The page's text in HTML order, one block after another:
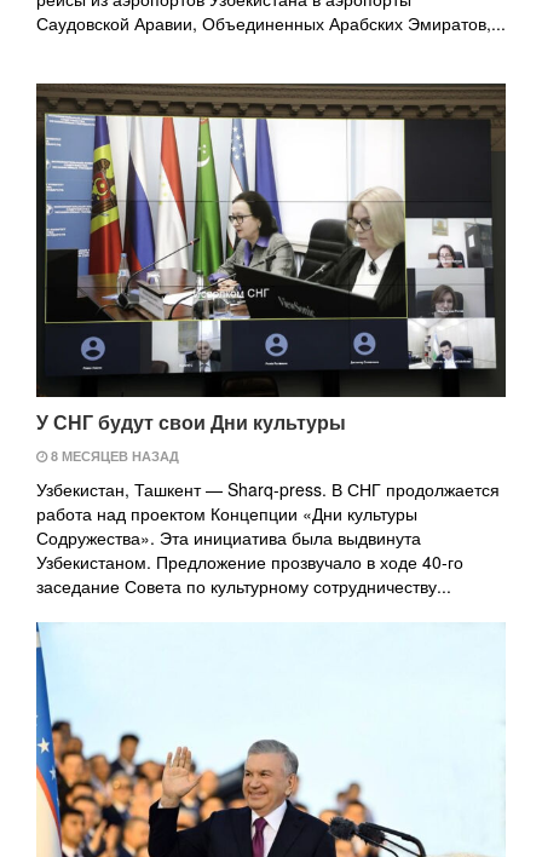
Саудовской Аравии, Объединенных Арабских Эмиратов,...
У СНГ будут свои Дни культуры
8 МЕСЯЦЕВ НАЗАД
Узбекистан, Ташкент — Sharq-press. В СНГ продолжается
работа над проектом Концепции «Дни культуры
Содружества». Эта инициатива была выдвинута
Узбекистаном. Предложение прозвучало в ходе 40-го
заседание Совета по культурному сотрудничеству...